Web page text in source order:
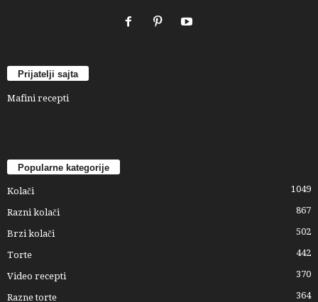
Prijatelji sajta
Mafini recepti
Popularne kategorije
Kolači 1049
Razni kolači 867
Brzi kolači 502
Torte 442
Video recepti 370
Razne torte 364